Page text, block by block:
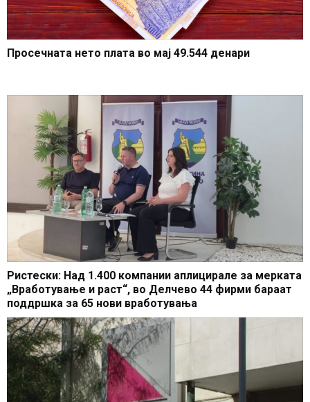
Просечната нето плата во мај 49.544 денари
Ристески: Над 1.400 компании аплицирале за мерката
„Вработување и раст“, во Делчево 44 фирми бараат
поддршка за 65 нови вработувања